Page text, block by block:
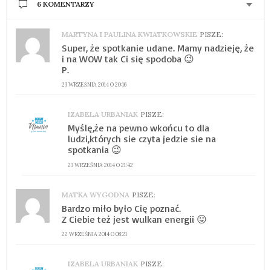
6 KOMENTARZY
MARTYNA I PAULINA KWIATKOWSKIE PISZE:
23 WRZEŚNIA 2014 O 20:16
Super, że spotkanie udane. Mamy nadzieję, że
i na WOW tak Ci się spodoba 😉
P.
IZABELA URBANIAK PISZE:
23 WRZEŚNIA 2014 O 21:42
Myślę,że na pewno wkońcu to dla
ludzi,których sie czyta jedzie sie na
spotkania 😉
MATKA WYGODNA PISZE:
22 WRZEŚNIA 2014 O 08:21
Bardzo miło było Cię poznać.
Z Ciebie też jest wulkan energii 😛
IZABELA URBANIAK PISZE: